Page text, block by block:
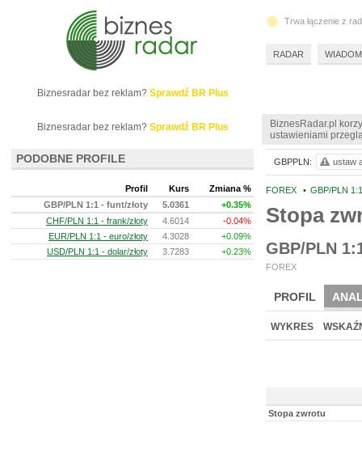
BiznesRadar.pl
ustawieniami
FOREX • GBP/PLN
Stopa
GBP/PLN
FOREX
PROFIL
WYKRES
Stopa zwrotu
GBPPLN: ustaw
Biznesradar bez reklam? Sprawdź BR Plus
Biznesradar bez reklam? Sprawdź BR Plus
PODOBNE PROFILE
Profil Kurs
Zmiana %
GBP/PLN 1:1 - funt/złoty
5.0361
+0.35%
CHF/PLN 1:1 - frank/złoty
4.6014
-0.04%
EUR/PLN 1:1 - euro/złoty
4.3028
+0.09%
USD/PLN 1:1 - dolar/złoty
3.7283 +0.23%
Trwa łączenie z
RADAR